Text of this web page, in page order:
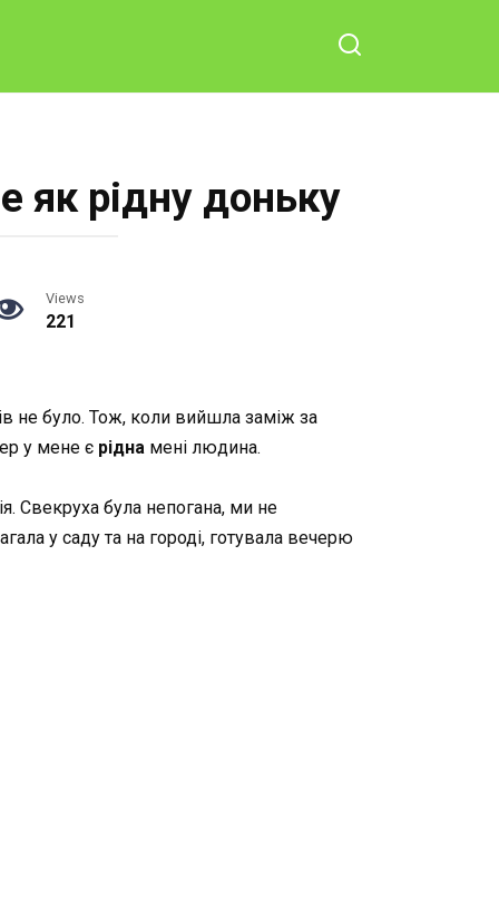
як рідну доньку
Views
221
не було. Тож, коли вийшла заміж за
у мене є рідна мені людина.
Свекруха була непогана, ми не
у саду та на городі, готувала вечерю